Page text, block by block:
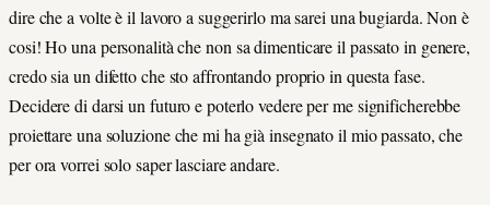
dire che a volte è il lavoro a suggerirlo ma sarei una bugiarda. Non è
cosi! Ho una personalità che non sa dimenticare il passato in genere,
credo sia un difetto che sto affrontando proprio in questa fase.
Decidere di darsi un futuro e poterlo vedere per me significherebbe
proiettare una soluzione che mi ha già insegnato il mio passato, che
per ora vorrei solo saper lasciare andare.